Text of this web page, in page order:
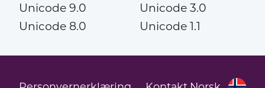
Unicode 9.0
Unicode 8.0
Unicode 3.0
Unicode 1.1